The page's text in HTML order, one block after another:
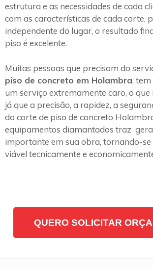
estrutura e as necessidades de cada
com as características de cada corte,
independente do lugar, o resultado
piso é excelente.
Muitas pessoas que precisam do
piso de concreto em Holambra, tem
um serviço extremamente caro, o que
já que a precisão, a rapidez, a
do corte de piso de concreto
equipamentos diamantados traz
importante em sua obra, tornando-se
viável tecnicamente e
QUERO SOLICITAR